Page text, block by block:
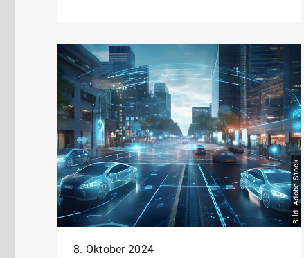
Bild: Adobe Stock
8. Oktober 2024